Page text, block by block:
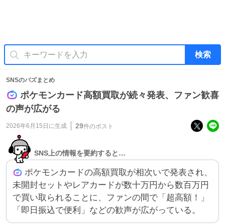
検索
SNSのバズまとめ
ポケモンカード高額買取が続々発表、ファン歓喜
の声が広がる
2026年6月15日 に生成 29件のポスト
SNS上の情報を要約すると…
ポケモンカードの高額買取が相次いで発表され、
未開封セットやレアカードが数十万円から数百万円
で買い取られることに、ファンの間で「超高額！」
「即日振込で便利」などの歓声が広がっている。